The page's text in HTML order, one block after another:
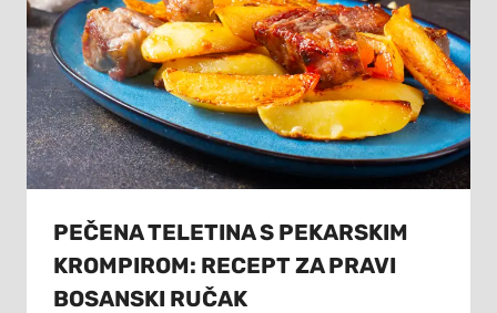
PEČENA TELETINA S PEKARSKIM
KROMPIROM: RECEPT ZA PRAVI
BOSANSKI RUČAK